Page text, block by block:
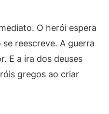
O herói espera
reescreve. A guerra
E a ira dos deuses
gregos ao criar